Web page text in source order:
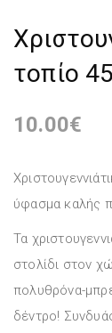
τοπίο
10.00€
ύφασμα καλής
Τα
στολίδι στον
πολυθρόνα-
δέντρο!